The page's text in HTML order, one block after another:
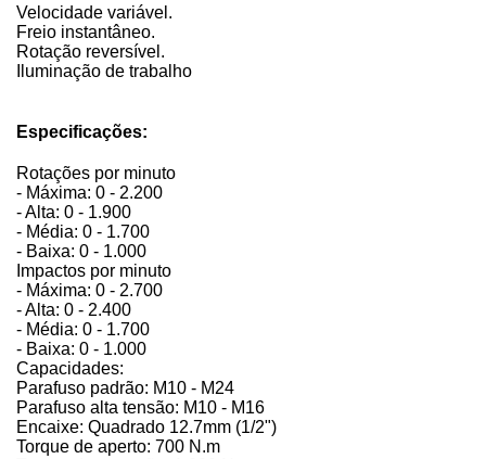
Velocidade variável.
Freio instantâneo.
Rotação reversível.
Iluminação de trabalho
Especificações:
Rotações por minuto
- Máxima: 0 - 2.200
- Alta: 0 - 1.900
- Média: 0 - 1.700
- Baixa: 0 - 1.000
Impactos por minuto
- Máxima: 0 - 2.700
- Alta: 0 - 2.400
- Média: 0 - 1.700
- Baixa: 0 - 1.000
Capacidades:
Parafuso padrão: M10 - M24
Parafuso alta tensão: M10 - M16
Encaixe: Quadrado 12.7mm (1/2")
Torque de aperto: 700 N.m